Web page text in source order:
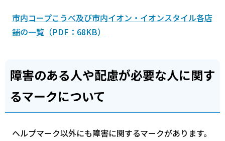
市内コープこうべ及び市内イオン・イオンスタイル各店
舗の一覧（PDF：68KB）
障害のある人や配慮が必要な人に関す
るマークについて
ヘルプマーク以外にも障害に関するマークがあります。